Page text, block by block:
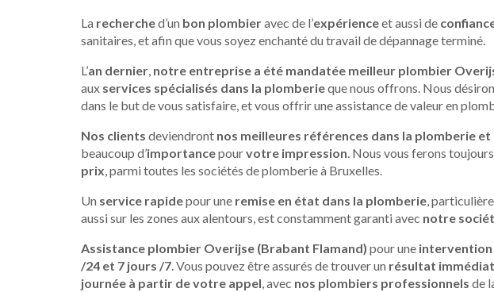
La recherched’un bon plombieravec de l’expérienceet aussi de
sanitaires, et afin que vous soyez enchanté du travail de dépannage terminé.
L’an dernier, notre entreprise a été mandatée meilleur plombier
aux services spécialisés dans la plomberieque nous offrons. Nous
dans le but de vous satisfaire, et vous offrir une assistance de valeur en
Nos clients deviendront nos meilleures références dans la plomberie
beaucoup d’importancepourvotre impression. Nous vous ferons
prix, parmi toutes les sociétés de plomberie à Bruxelles.
Un service rapidepour une remise en état dans la plomberie,
aussi sur les zones aux alentours, est constamment garanti avec notre
Assistance plombier Overijse (Brabant Flamand) pour une intervention
/24 et 7 jours /7. Vous pouvez être assurés de trouver un résultat immédiat
journée à partir de votre appel, avec nos plombiers professionnels de